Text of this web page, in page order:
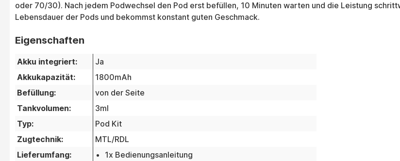
oder 70/30). Nach jedem Podwechsel den Pod erst befüllen, 10 Minuten warten und die Leistung
Lebensdauer der Pods und bekommst konstant guten Geschmack.
Eigenschaften
Akku integriert:
Ja
Akkukapazität:
1800mAh
Befüllung:
von der Seite
Tankvolumen:
3ml
Typ:
Pod Kit
Zugtechnik:
MTL/RDL
Lieferumfang:
1x Bedienungsanleitung